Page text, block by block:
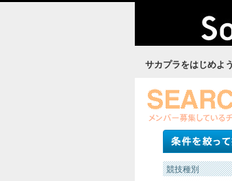
サカプラをはじめよ
競技種別